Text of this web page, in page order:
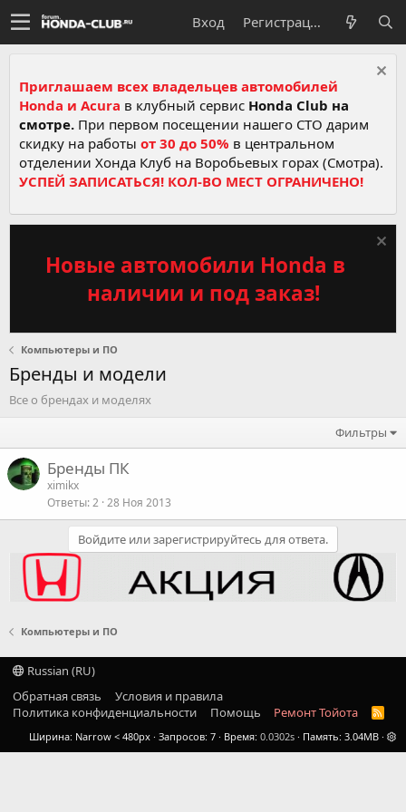
Вход Регистрация
Приглашаем всех владельцев автомобилей
Honda и Acura в клубный сервис Honda Club на
смотре. При первом посещении нашего СТО дарим
скидку на работы от 30 до 50% в центральном
отделении Хонда Клуб на Воробьевых горах (Смотра).
УСПЕЙ ЗАПИСАТЬСЯ! КОЛ-ВО МЕСТ ОГРАНИЧЕНО!
Новые автомобили Honda в
наличии и под заказ!
Компьютеры и ПО
Бренды и модели
Все о брендах и моделях
Фильтры
Бренды ПК
ximikx
Ответы 2 28 Ноя 2013
Войдите или зарегистрируйтесь для ответа.
Компьютеры и ПО
Russian (RU)
Обратная связь
Условия и правила
Политика конфиденциальности
Помощь Ремонт Тойота
R
S
S
Ширина Запросов 7 Время 0.0302s Память 3.04MB